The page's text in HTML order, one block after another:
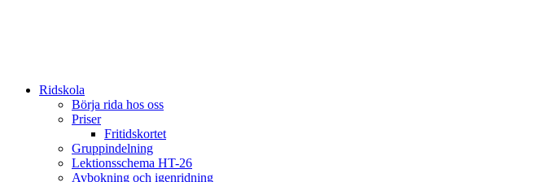
Ridskola
Börja rida hos oss
Priser
Fritidskortet
Gruppindelning
Lektionsschema HT-26
Avbokning och igenridning